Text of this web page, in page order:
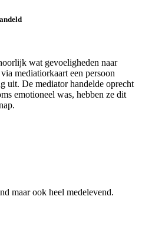
wat gevoeligheden naar
mediatiorkaart een persoon
uit. De mediator handelde oprecht
emotioneel was, hebben ze dit
maar ook heel medelevend.